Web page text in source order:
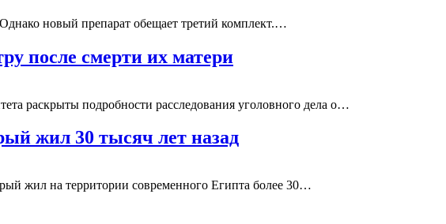
новый препарат обещает третий комплект.…
после смерти их матери
раскрыты подробности расследования уголовного дела о…
жил 30 тысяч лет назад
жил на территории современного Египта более 30…